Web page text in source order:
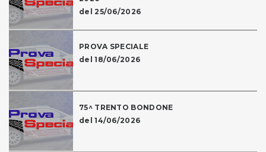
del 25/06/2026
PROVA SPECIALE
del 18/06/2026
75^ TRENTO BONDONE
del 14/06/2026